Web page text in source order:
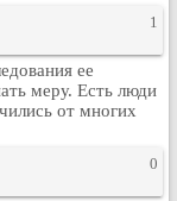
1
ее
меру. Есть люди
от многих
0